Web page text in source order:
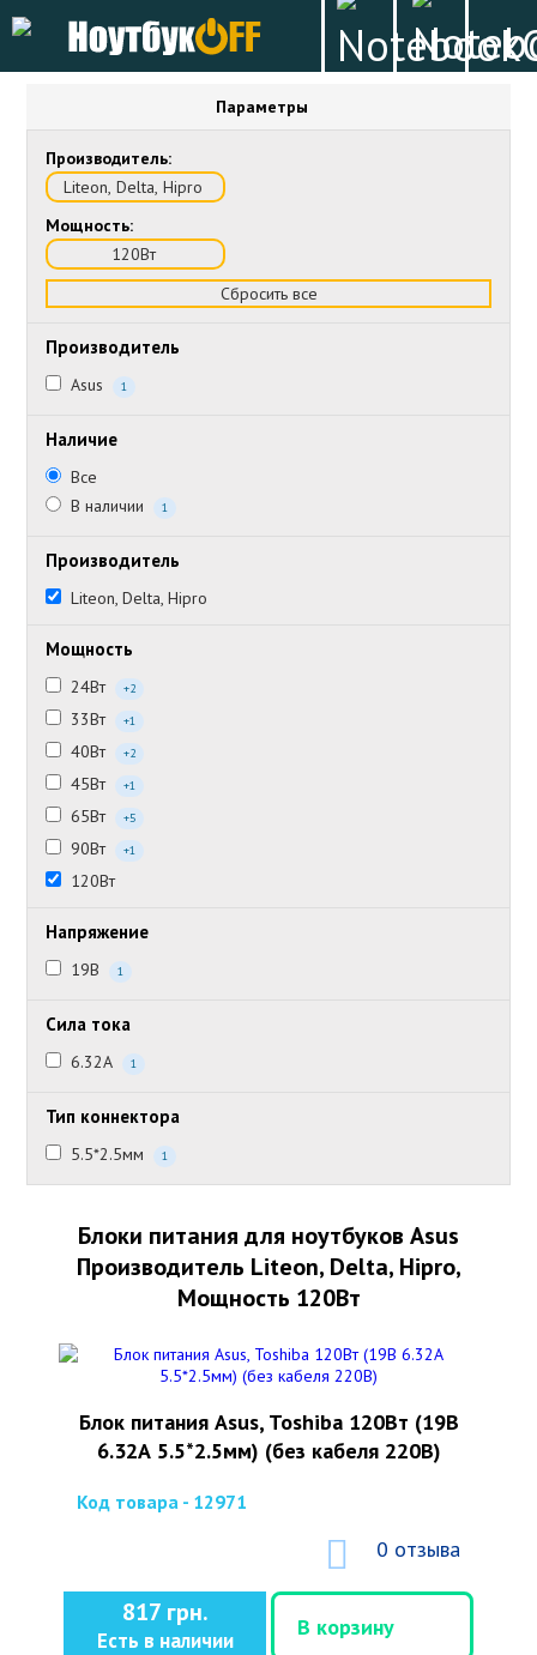
Параметры
Производитель:
Liteon, Delta, Hipro
Мощность:
120Вт
Сбросить все
Производитель
Asus 1
Наличие
Все
В наличии
1
Производитель
Liteon, Delta, Hipro
Мощность
24Вт +2
33Вт +1
40Вт +2
45Вт +1
65Вт +5
90Вт +1
120Вт
Напряжение
19В 1
Сила тока
6.32А 1
Тип коннектора
5.5*2.5мм 1
Блоки питания для ноутбуков Asus
Производитель Liteon, Delta, Hipro,
Мощность 120Вт
Блок питания Asus, Toshiba 120Вт (19В
6.32А 5.5*2.5мм) (без кабеля 220В)
Код товара - 12971
0 отзыва
817 грн.
Есть в наличии
В корзину